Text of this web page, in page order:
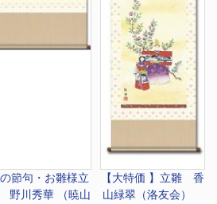
節句・お雛様立
野川秀華 （暁山
【大特価 】 立雛 香
山緑翠（洛友会）